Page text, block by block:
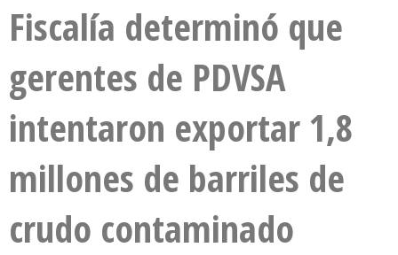
Fiscalía determinó que
gerentes de PDVSA
intentaron exportar 1,8
millones de barriles de
crudo contaminado